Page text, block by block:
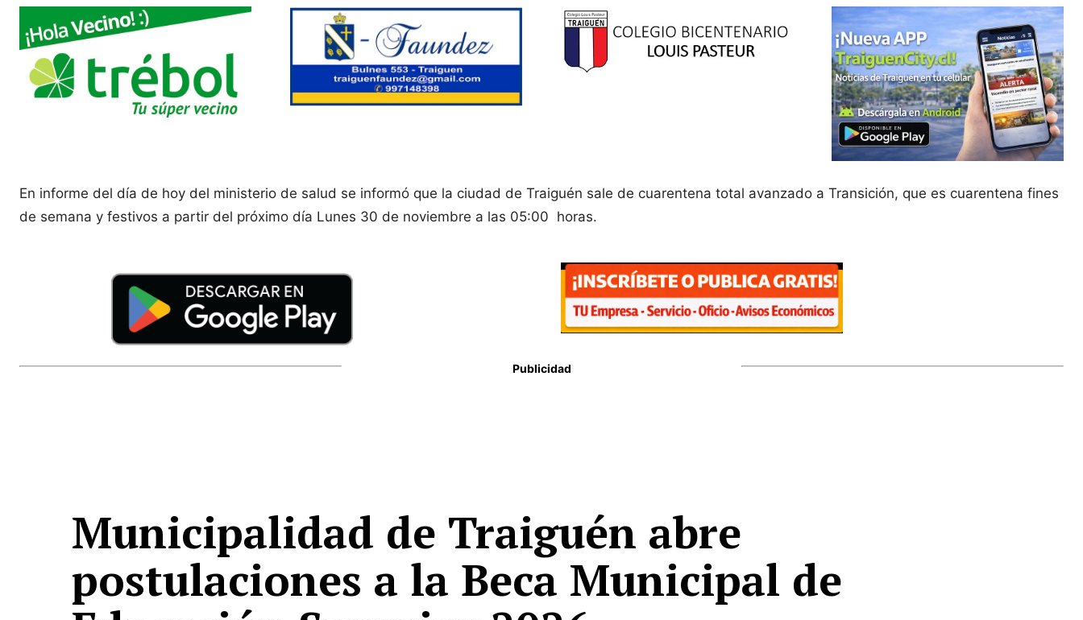
En informe del día de hoy del ministerio de salud se informó que la ciudad de Traiguén sale de cuarentena total avanzado a Transición, que es cuarentena fines
de semana y festivos a partir del próximo día Lunes 30 de noviembre a las 05:00 horas.
Publicidad